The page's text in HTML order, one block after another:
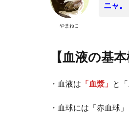
やまねこ
ニャ。
【血液の基本
・血液は 「血漿」 と
・血球には「赤血球